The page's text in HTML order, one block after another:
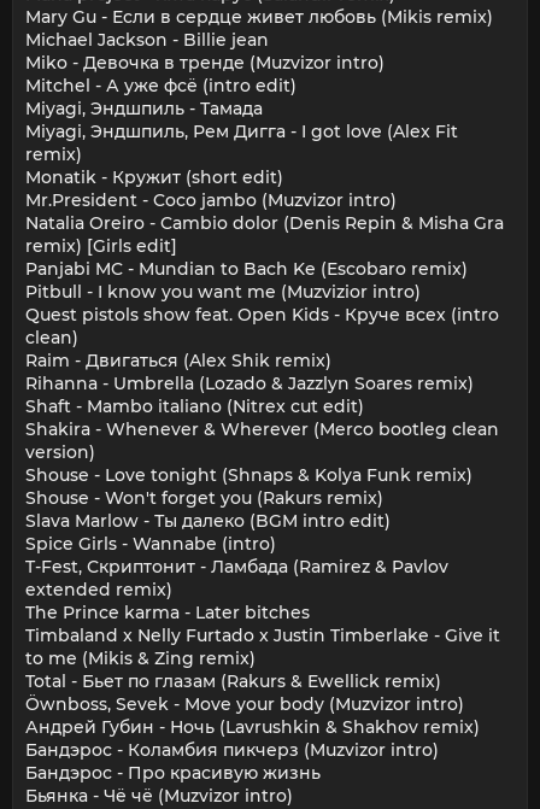
Mary Gu - Если в сердце живет любовь (Mikis remix)
Michael Jackson - Billie jean
Miko - Девочка в тренде (Muzvizor intro)
Mitchel - А уже фсё (intro edit)
Miyagi, Эндшпиль - Тамада
Miyagi, Эндшпиль, Рем Дигга - I got love (Alex Fit
remix)
Monatik - Кружит (short edit)
Mr.President - Coco jambo (Muzvizor intro)
Natalia Oreiro - Cambio dolor (Denis Repin & Misha Gra
remix) [Girls edit]
Panjabi MC - Mundian to Bach Ke (Escobaro remix)
Pitbull - I know you want me (Muzvizior intro)
Quest pistols show feat. Open Kids - Круче всех (intro
clean)
Raim - Двигаться (Alex Shik remix)
Rihanna - Umbrella (Lozado & Jazzlyn Soares remix)
Shaft - Mambo italiano (Nitrex cut edit)
Shakira - Whenever & Wherever (Merco bootleg clean
version)
Shouse - Love tonight (Shnaps & Kolya Funk remix)
Shouse - Won't forget you (Rakurs remix)
Slava Marlow - Ты далеко (BGM intro edit)
Spice Girls - Wannabe (intro)
T-Fest, Скриптонит - Ламбада (Ramirez & Pavlov
extended remix)
The Prince karma - Later bitches
Timbaland x Nelly Furtado x Justin Timberlake - Give it
to me (Mikis & Zing remix)
Total - Бьет по глазам (Rakurs & Ewellick remix)
Öwnboss, Sevek - Move your body (Muzvizor intro)
Андрей Губин - Ночь (Lavrushkin & Shakhov remix)
Бандэрос - Коламбия пикчерз (Muzvizor intro)
Бандэрос - Про красивую жизнь
Бьянка - Чё чё (Muzvizor intro)